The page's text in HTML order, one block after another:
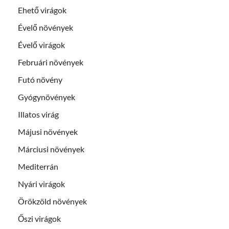
Ehető virágok
Évelő növények
Évelő virágok
Februári növények
Futó növény
Gyógynövények
Illatos virág
Májusi növények
Márciusi növények
Mediterrán
Nyári virágok
Örökzöld növények
Őszi virágok